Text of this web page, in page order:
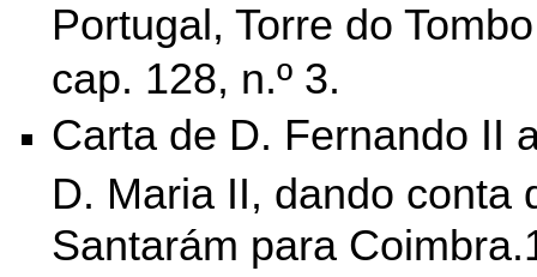
Portugal, Torre do
cap. 128, n.º 3.
Carta de D. Fernando II
D. Maria II, dando conta
Santarám para